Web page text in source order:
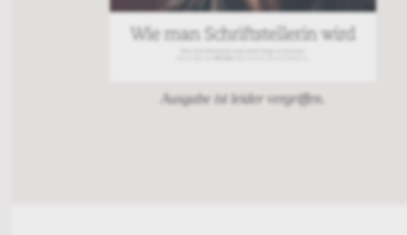
Ausgabe ist leider vergriffen.